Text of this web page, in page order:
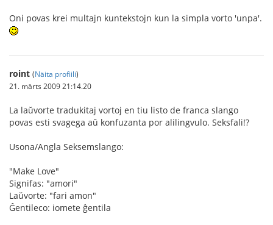
Oni povas krei multajn kuntekstojn kun la simpla vorto 'unpa'.
roint (Näita profiili)
21. märts 2009 21:14.20
La laŭvorte tradukitaj vortoj en tiu listo de franca slango
povas esti svagega aŭ konfuzanta por alilingvulo. Seksfali!?
Usona/Angla Seksemslango:
"Make Love"
Signifas: "amori"
Laŭvorte: "fari amon"
Ĝentileco: iomete ĝentila